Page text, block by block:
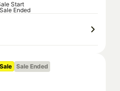
Start
Ended
Sale Ended